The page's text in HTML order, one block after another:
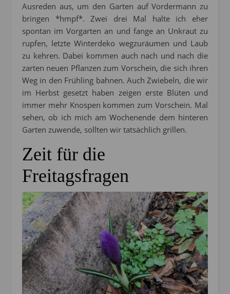
Ausreden aus, um den Garten auf Vordermann zu
bringen *hmpf*. Zwei drei Mal halte ich eher
spontan im Vorgarten an und fange an Unkraut zu
rupfen, letzte Winterdeko wegzuräumen und Laub
zu kehren. Dabei kommen auch nach und nach die
zarten neuen Pflanzen zum Vorschein, die sich ihren
Weg in den Frühling bahnen. Auch Zwiebeln, die wir
im Herbst gesetzt haben zeigen erste Blüten und
immer mehr Knospen kommen zum Vorschein. Mal
sehen, ob ich mich am Wochenende dem hinteren
Garten zuwende, sollten wir tatsächlich grillen.
Zeit für die
Freitagsfragen